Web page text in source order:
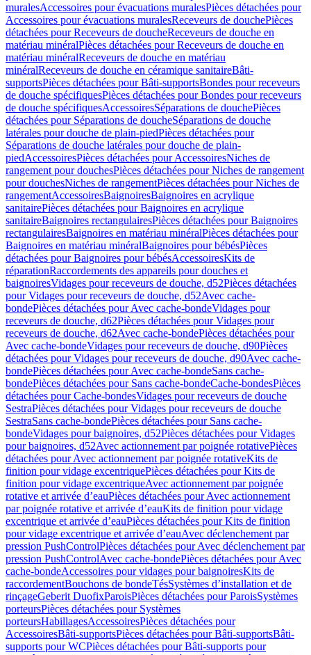
muralesAccessoires pour évacuations muralesPièces détachées pour
Accessoires pour évacuations muralesReceveurs de douchePièces
détachées pour Receveurs de doucheReceveurs de douche en
matériau minéralPièces détachées pour Receveurs de douche en
matériau minéralReceveurs de douche en matériau
minéralReceveurs de douche en céramique sanitaireBâti-
supportsPièces détachées pour Bâti-supportsBondes pour receveurs
de douche spécifiquesPièces détachées pour Bondes pour receveurs
de douche spécifiquesAccessoiresSéparations de douchePièces
détachées pour Séparations de doucheSéparations de douche
latérales pour douche de plain-piedPièces détachées pour
Séparations de douche latérales pour douche de plain-
piedAccessoiresPièces détachées pour AccessoiresNiches de
rangement pour douchesPièces détachées pour Niches de rangement
pour douchesNiches de rangementPièces détachées pour Niches de
rangementAccessoiresBaignoiresBaignoires en acrylique
sanitairePièces détachées pour Baignoires en acrylique
sanitaireBaignoires rectangulairesPièces détachées pour Baignoires
rectangulairesBaignoires en matériau minéralPièces détachées pour
Baignoires en matériau minéralBaignoires pour bébésPièces
détachées pour Baignoires pour bébésAccessoiresKits de
réparationRaccordements des appareils pour douches et
baignoiresVidages pour receveurs de douche, d52Pièces détachées
pour Vidages pour receveurs de douche, d52Avec cache-
bondePièces détachées pour Avec cache-bondeVidages pour
receveurs de douche, d62Pièces détachées pour Vidages pour
receveurs de douche, d62Avec cache-bondePièces détachées pour
Avec cache-bondeVidages pour receveurs de douche, d90Pièces
détachées pour Vidages pour receveurs de douche, d90Avec cache-
bondePièces détachées pour Avec cache-bondeSans cache-
bondePièces détachées pour Sans cache-bondeCache-bondesPièces
détachées pour Cache-bondesVidages pour receveurs de douche
SestraPièces détachées pour Vidages pour receveurs de douche
SestraSans cache-bondePièces détachées pour Sans cache-
bondeVidages pour baignoires, d52Pièces détachées pour Vidages
pour baignoires, d52Avec actionnement par poignée rotativePièces
détachées pour Avec actionnement par poignée rotativeKits de
finition pour vidage excentriquePièces détachées pour Kits de
finition pour vidage excentriqueAvec actionnement par poignée
rotative et arrivée d’eauPièces détachées pour Avec actionnement
par poignée rotative et arrivée d’eauKits de finition pour vidage
excentrique et arrivée d’eauPièces détachées pour Kits de finition
pour vidage excentrique et arrivée d’eauAvec déclenchement par
pression PushControlPièces détachées pour Avec déclenchement par
pression PushControlAvec cache-bondePièces détachées pour Avec
cache-bondeAccessoires pour vidages pour baignoiresKits de
raccordementBouchons de bondeTésSystèmes d’installation et de
rinçageGeberit DuofixParoisPièces détachées pour ParoisSystèmes
porteursPièces détachées pour Systèmes
porteursHabillagesAccessoiresPièces détachées pour
AccessoiresBâti-supportsPièces détachées pour Bâti-supportsBâti-
supports pour WCPièces détachées pour Bâti-supports pour